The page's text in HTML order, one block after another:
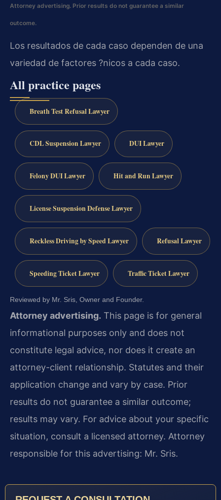
Attorney advertising. Prior results do not guarantee a similar
outcome.
Los resultados de cada caso dependen de una
variedad de factores ?nicos a cada caso.
All practice pages
Breath Test Refusal Lawyer
CDL Suspension Lawyer DUI Lawyer
Felony DUI Lawyer Hit and Run Lawyer
License Suspension Defense Lawyer
Reckless Driving by Speed Lawyer Refusal Lawyer
Speeding Ticket Lawyer Traffic Ticket Lawyer
Reviewed by Mr. Sris, Owner and Founder.
Attorney advertising. This page is for general
informational purposes only and does not
constitute legal advice, nor does it create an
attorney-client relationship. Statutes and their
application change and vary by case. Prior
results do not guarantee a similar outcome;
results may vary. For advice about your specific
situation, consult a licensed attorney. Attorney
responsible for this advertising: Mr. Sris.